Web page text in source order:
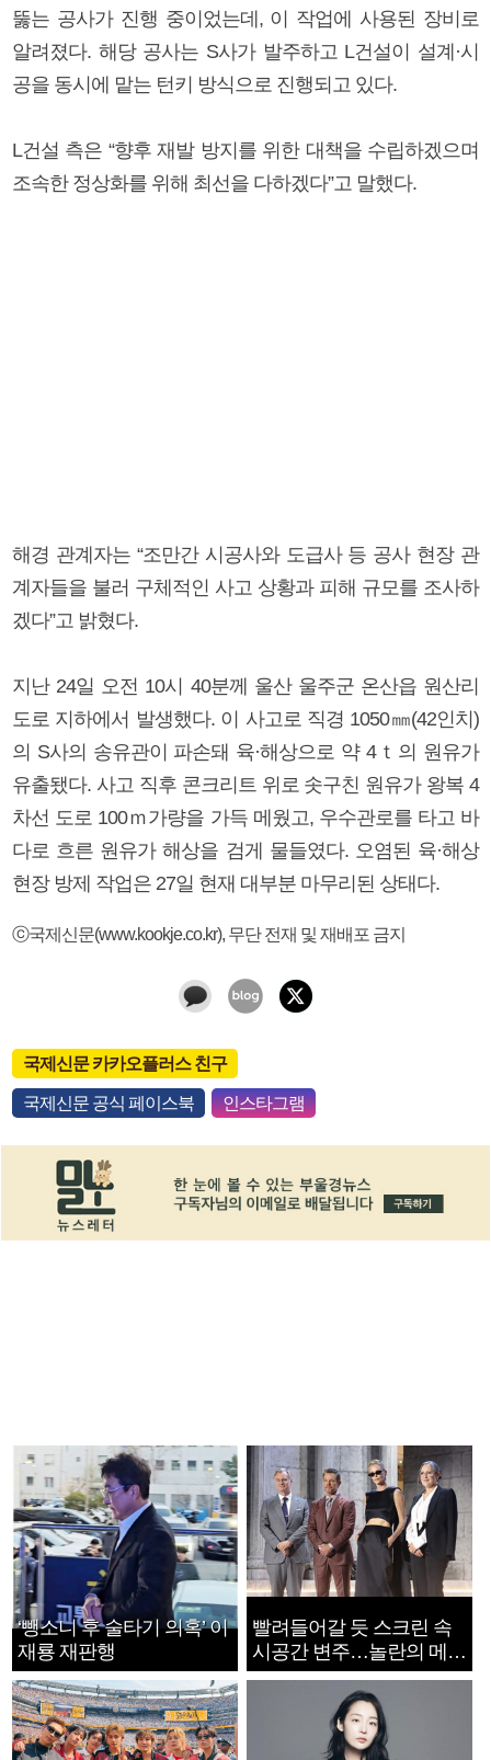
뚫는 공사가 진행 중이었는데, 이 작업에 사용된 장비로
알려졌다. 해당 공사는 S사가 발주하고 L건설이 설계·시
공을 동시에 맡는 턴키 방식으로 진행되고 있다.
L건설 측은 “향후 재발 방지를 위한 대책을 수립하겠으며
조속한 정상화를 위해 최선을 다하겠다”고 말했다.
해경 관계자는 “조만간 시공사와 도급사 등 공사 현장 관
계자들을 불러 구체적인 사고 상황과 피해 규모를 조사하
겠다”고 밝혔다.
지난 24일 오전 10시 40분께 울산 울주군 온산읍 원산리
도로 지하에서 발생했다. 이 사고로 직경 1050㎜(42인치)
의 S사의 송유관이 파손돼 육·해상으로 약 4ｔ의 원유가
유출됐다. 사고 직후 콘크리트 위로 솟구친 원유가 왕복 4
차선 도로 100ｍ가량을 가득 메웠고, 우수관로를 타고 바
다로 흐른 원유가 해상을 검게 물들였다. 오염된 육·해상
현장 방제 작업은 27일 현재 대부분 마무리된 상태다.
ⓒ국제신문(www.kookje.co.kr), 무단 전재 및 재배포 금지
국제신문 카카오플러스 친구
국제신문 공식 페이스북 인스타그램
‘뺑소니 후 술타기 의혹’ 이
재룡 재판행
빨려들어갈 듯 스크린 속
시공간 변주…놀란의 메시
지는 ‘전쟁 속죄’